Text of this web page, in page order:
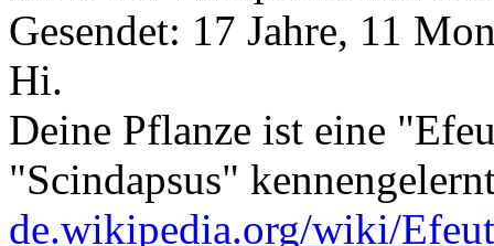
Gesendet: 17 Jahre, 11
Hi.
Deine Pflanze ist eine
"Scindapsus"
de.wikipedia.org/wiki/